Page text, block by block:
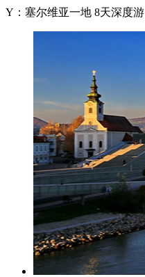
Y：塞尔维亚一地 8天深度游